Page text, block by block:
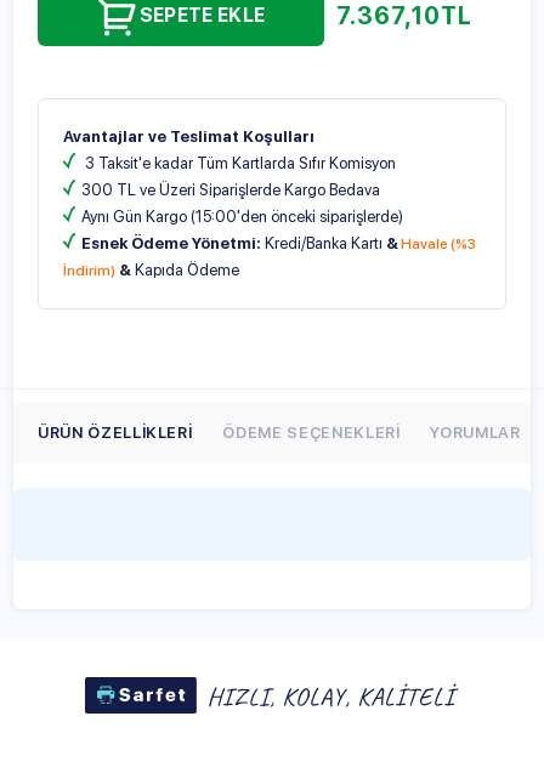
SEPETE EKLE 7.367,10TL
Avantajlar ve Teslimat Koşulları
3 Taksit'e kadar Tüm Kartlarda Sıfır Komisyon
300 TL ve Üzeri Siparişlerde Kargo Bedava
Aynı Gün Kargo (15:00'den önceki siparişlerde)
Esnek Ödeme Yönetmi: Kredi/Banka Kartı &Havale (%3
İndirim) & Kapıda Ödeme
ÜRÜN ÖZELLIKLERI ÖDEME SEÇENEKLERI YORUMLAR